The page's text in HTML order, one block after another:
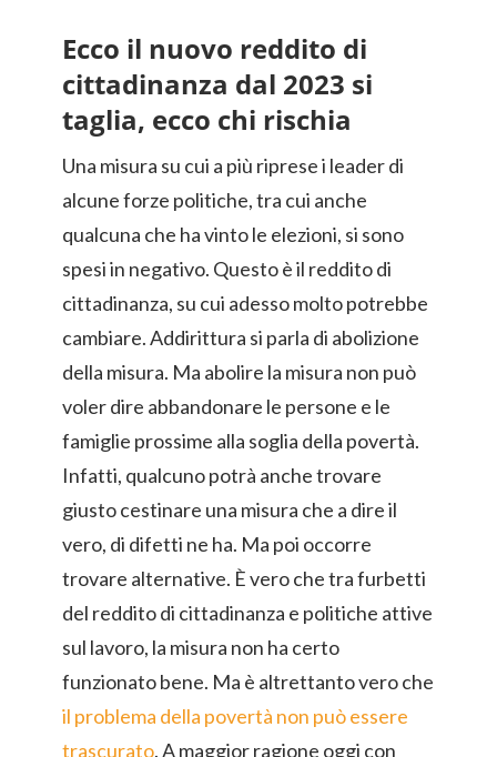
Ecco il nuovo reddito di
cittadinanza dal 2023 si
taglia, ecco chi rischia
Una misura su cui a più riprese i leader di
alcune forze politiche, tra cui anche
qualcuna che ha vinto le elezioni, si sono
spesi in negativo. Questo è il reddito di
cittadinanza, su cui adesso molto potrebbe
cambiare. Addirittura si parla di abolizione
della misura. Ma abolire la misura non può
voler dire abbandonare le persone e le
famiglie prossime alla soglia della povertà.
Infatti, qualcuno potrà anche trovare
giusto cestinare una misura che a dire il
vero, di difetti ne ha. Ma poi occorre
trovare alternative. È vero che tra furbetti
del reddito di cittadinanza e politiche attive
sul lavoro, la misura non ha certo
funzionato bene. Ma è altrettanto vero che
il problema della povertà non può essere
trascurato. A maggior ragione oggi con